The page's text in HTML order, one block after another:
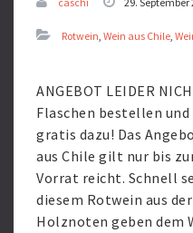
Rotwein, Wein aus Chile,
ANGEBOT LEIDER
Flaschen bestellen
gratis dazu! Das
aus Chile gilt nur bis
Vorrat reicht. Schnell
diesem Rotwein aus
Holznoten geben dem